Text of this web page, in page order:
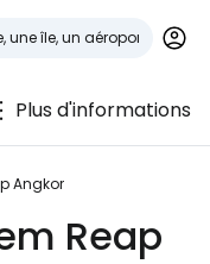
Plus d'informations
Angkor
Reap
voyageurs